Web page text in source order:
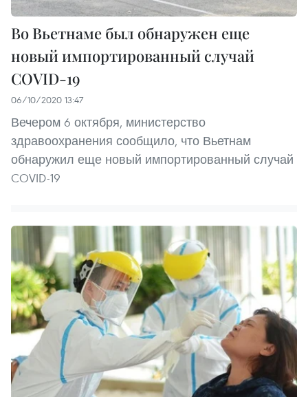
Во Вьетнаме был обнаружен еще
новый импортированный случай
COVID-19
06/10/2020 13:47
Вечером 6 октября, министерство
здравоохранения сообщило, что Вьетнам
обнаружил еще новый импортированный случай
COVID-19